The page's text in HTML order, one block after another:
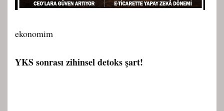
ekonomim
YKS sonrası zihinsel detoks şart!